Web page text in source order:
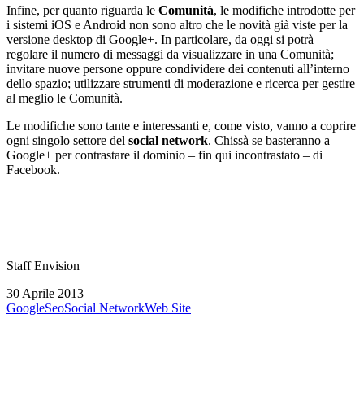
Infine, per quanto riguarda le Comunità, le modifiche introdotte per
i sistemi iOS e Android non sono altro che le novità già viste per la
versione desktop di Google+. In particolare, da oggi si potrà
regolare il numero di messaggi da visualizzare in una Comunità;
invitare nuove persone oppure condividere dei contenuti all’interno
dello spazio; utilizzare strumenti di moderazione e ricerca per gestire
al meglio le Comunità.
Le modifiche sono tante e interessanti e, come visto, vanno a coprire
ogni singolo settore del social network. Chissà se basteranno a
Google+ per contrastare il dominio – fin qui incontrastato – di
Facebook.
Staff Envision
30 Aprile 2013
GoogleSeoSocial NetworkWeb Site